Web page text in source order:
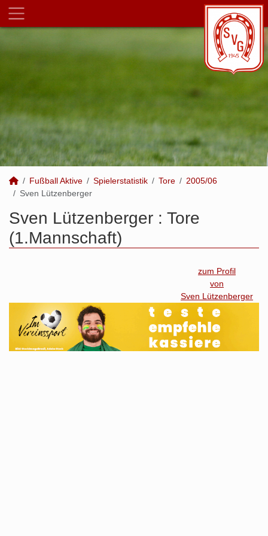
Fußball Aktive Spielerstatistik Tore
2005/06
Sven Lützenberger
Sven Lützenberger : Tore
(1.Mannschaft)
zum Profil
von
Sven Lützenberger